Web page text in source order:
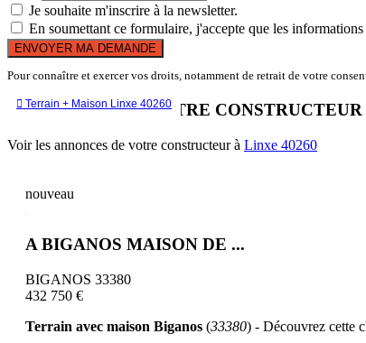
Je souhaite m'inscrire à la newsletter.
En soumettant ce formulaire, j'accepte que les
ENVOYER MA DEMANDE
Pour connaître et exercer vos droits, notamment de retrait de votre
 Terrain + Maison Linxe 40260
LES OFFRES DE VOTRE
Voir les annonces de votre constructeur à Linxe 40260
nouveau
A BIGANOS MAISON DE ...
BIGANOS 33380
432 750 €
Terrain avec maison Biganos (33380) - Découvrez cette